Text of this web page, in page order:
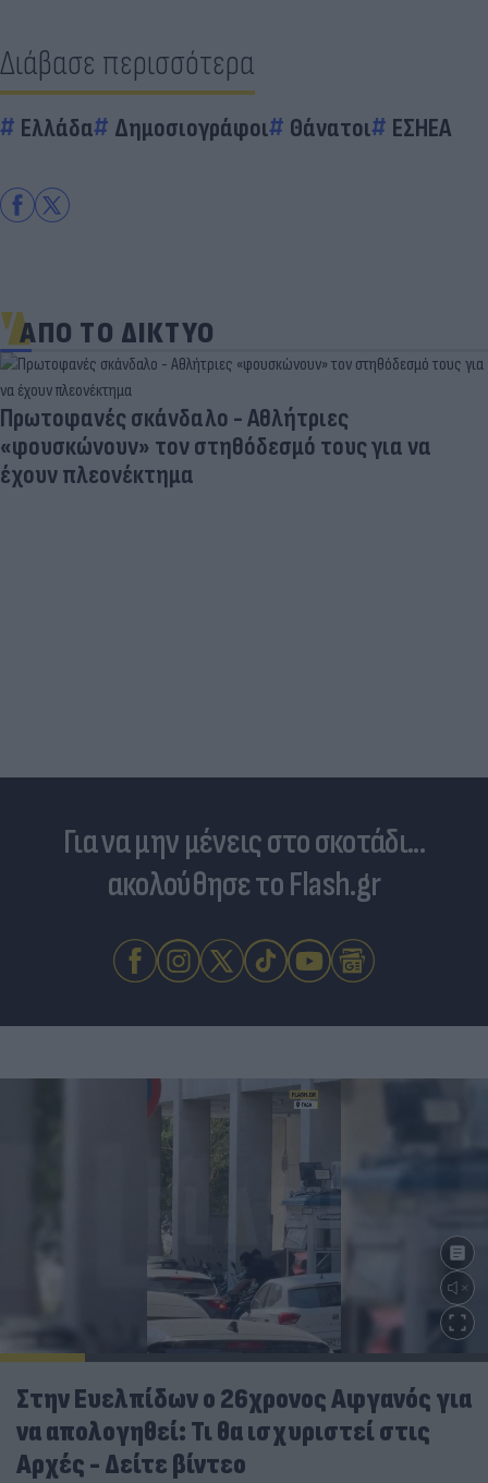
Διάβασε περισσότερα
Ελλάδα Δημοσιογράφοι Θάνατοι ΕΣΗΕΑ
ΑΠΟ ΤΟ ΔΙΚΤΥΟ
Πρωτοφανές σκάνδαλο - Aθλήτριες
«φουσκώνουν» τον στηθόδεσμό τους για να
έχουν πλεονέκτημα
Για να μην μένεις στο σκοτάδι...
ακολούθησε το Flash.gr
Στην Ευελπίδων ο 26χρονος Αφγανός για
να απολογηθεί: Τι θα ισχυριστεί στις
Αρχές - Δείτε βίντεο